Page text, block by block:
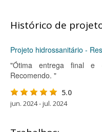
Histórico de
Projeto hidrossanitário -
"Ótima entrega final e
Recomendo. "
5.0
jun. 2024 - jul. 2024